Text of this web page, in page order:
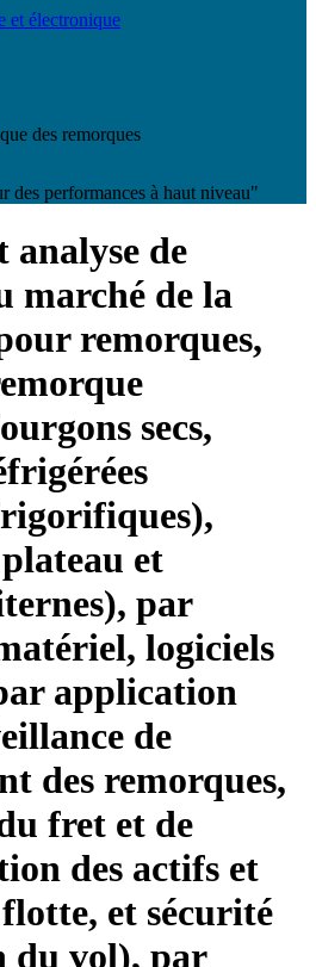
et électronique
des remorques
des performances à haut niveau"
de
marché de la
remorques,
secs,
et
par
logiciels
application
de
des remorques,
fret et de
des actifs et
et sécurité
du vol), par